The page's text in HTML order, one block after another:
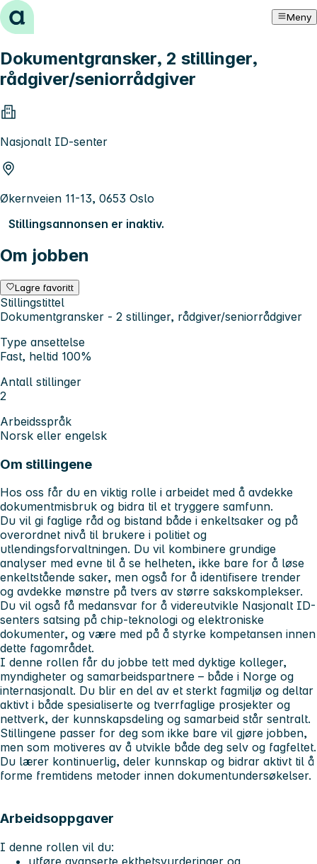
Hopp til innhold Meny
Dokumentgransker, 2 stillinger,
rådgiver/seniorrådgiver
Nasjonalt ID-senter
Økernveien 11-13, 0653 Oslo
Stillingsannonsen er inaktiv.
Om jobben
Lagre favoritt
Stillingstittel
Dokumentgransker - 2 stillinger, rådgiver/seniorrådgiver
Type ansettelse
Fast, heltid 100%
Antall stillinger
2
Arbeidsspråk
Norsk eller engelsk
Om stillingene
Hos oss får du en viktig rolle i arbeidet med å avdekke
dokumentmisbruk og bidra til et tryggere samfunn.
Du vil gi faglige råd og bistand både i enkeltsaker og på
overordnet nivå til brukere i politiet og
utlendingsforvaltningen. Du vil kombinere grundige
analyser med evne til å se helheten, ikke bare for å løse
enkeltstående saker, men også for å identifisere trender
og avdekke mønstre på tvers av større sakskomplekser.
Du vil også få medansvar for å videreutvikle Nasjonalt ID-
senters satsing på chip-teknologi og elektroniske
dokumenter, og være med på å styrke kompetansen innen
dette fagområdet.
I denne rollen får du jobbe tett med dyktige kolleger,
myndigheter og samarbeidspartnere – både i Norge og
internasjonalt. Du blir en del av et sterkt fagmiljø og deltar
aktivt i både spesialiserte og tverrfaglige prosjekter og
nettverk, der kunnskapsdeling og samarbeid står sentralt.
Stillingene passer for deg som ikke bare vil gjøre jobben,
men som motiveres av å utvikle både deg selv og fagfeltet.
Du lærer kontinuerlig, deler kunnskap og bidrar aktivt til å
forme fremtidens metoder innen dokumentundersøkelser.
Arbeidsoppgaver
I denne rollen vil du:
utføre avanserte ekthetsvurderinger og